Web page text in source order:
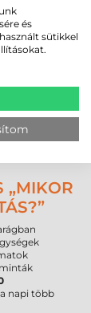
„MIKOR
napi több
és
sütikkel